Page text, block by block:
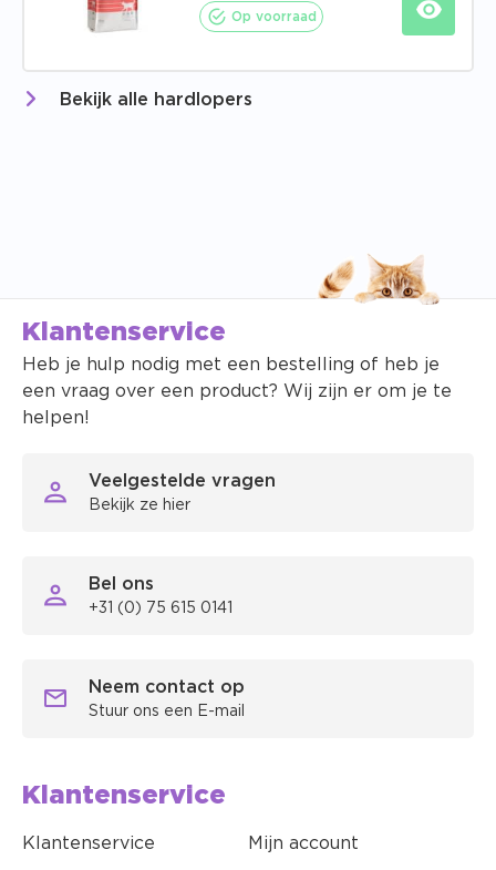
Op voorraad
Bekijk alle hardlopers
Klantenservice
Heb je hulp nodig met een bestelling of heb je
een vraag over een product? Wij zijn er om je te
helpen!
Veelgestelde vragen
Bekijk ze hier
Bel ons
+31 (0) 75 615 0141
Neem contact op
Stuur ons een E-mail
Klantenservice
Klantenservice Mijn account